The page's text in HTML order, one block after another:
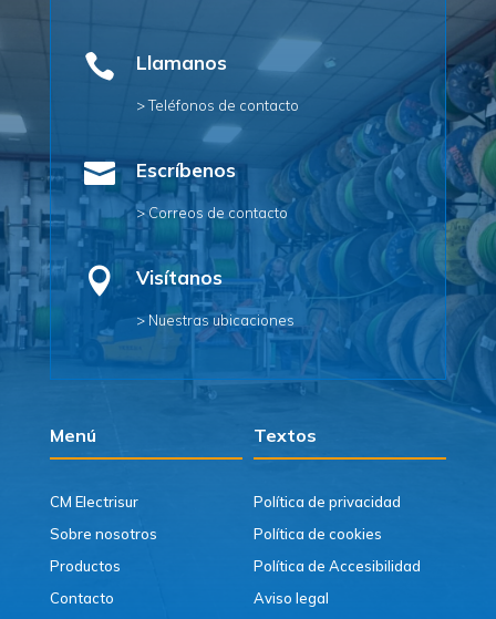
 Llamanos
> Teléfonos de contacto
 Escríbenos
> Correos de contacto
 Visítanos
> Nuestras ubicaciones
Menú Textos
CM Electrisur
Sobre nosotros
Productos
Contacto
Política de privacidad
Política de cookies
Política de Accesibilidad
Aviso legal